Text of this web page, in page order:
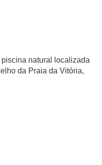
natural localizada
da Praia da Vitória,